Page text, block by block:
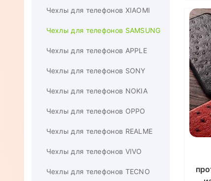
Чехлы для телефонов XIAOMI
Чехлы для телефонов SAMSUNG
Чехлы для телефонов APPLE
Чехлы для телефонов SONY
Чехлы для телефонов NOKIA
Чехлы для телефонов OPPO
Чехлы для телефонов REALME
Чехлы для телефонов VIVO
Чехлы для телефонов TECNO